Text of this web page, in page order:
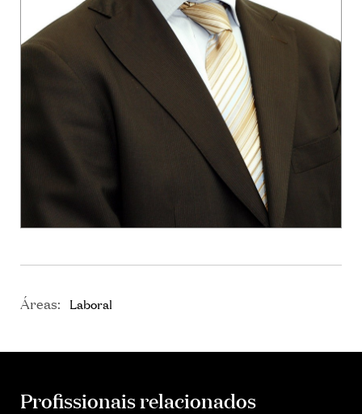
Áreas: Laboral
Profissionais relacionados